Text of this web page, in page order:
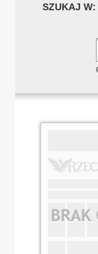
SZUKAJ W: